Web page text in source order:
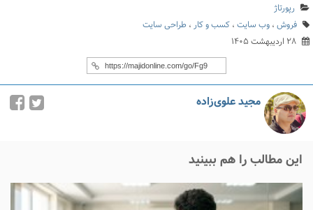
رپورتاژ
فروش ، وب سایت ، کسب و کار ، طراحی سایت
۲۸ اردیبهشت ۱۴۰۵
مجید علوی‌زاده
این مطالب را هم ببینید